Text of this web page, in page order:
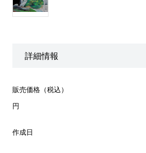
詳細情報
販売価格（税込）
円
作成日